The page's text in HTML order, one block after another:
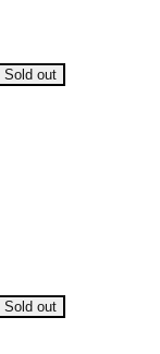
Sold out
Sold out